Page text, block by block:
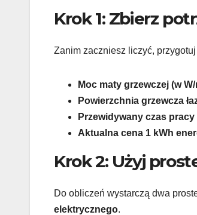
Krok 1: Zbierz
Zanim zaczniesz liczyć,
Moc maty grzewczej (w W/
Powierzchnia grzewcza
Przewidywany czas
Aktualna cena 1 kWh
Krok 2: Użyj
Do obliczeń wystarczą dwa
elektrycznego.